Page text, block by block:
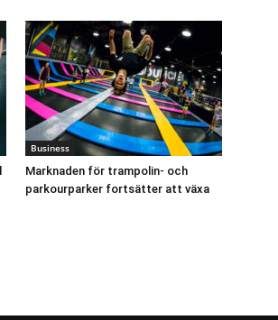
Business
Marknaden för trampolin- och
parkourparker fortsätter att växa